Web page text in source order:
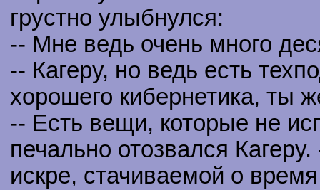
грустно улыбнулся:
-- Мне ведь очень много
-- Кагеру, но ведь есть
хорошего кибернетика, ты
-- Есть вещи, которые не
печально отозвался
искре, стачиваемой о